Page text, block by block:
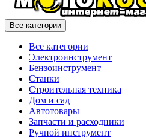
Все категории
Все категории
Электроинструмент
Бензоинструмент
Станки
Строительная техника
Дом и сад
Автотовары
Запчасти и расходники
Ручной инструмент